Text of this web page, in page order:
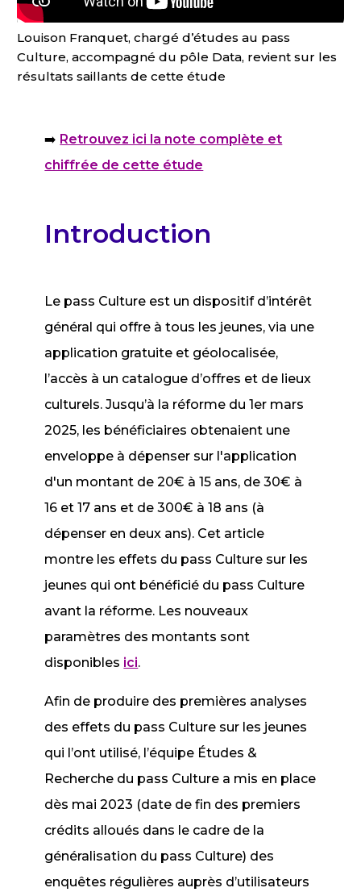
Louison Franquet, chargé d’études au pass
Culture, accompagné du pôle Data, revient sur les
résultats saillants de cette étude
➡️ Retrouvez ici la note complète et
chiffrée de cette étude
Introduction
Le pass Culture est un dispositif d’intérêt
général qui offre à tous les jeunes, via une
application gratuite et géolocalisée,
l’accès à un catalogue d’offres et de lieux
culturels. Jusqu’à la réforme du 1er mars
2025, les bénéficiaires obtenaient une
enveloppe à dépenser sur l'application
d'un montant de 20€ à 15 ans, de 30€ à
16 et 17 ans et de 300€ à 18 ans (à
dépenser en deux ans). Cet article
montre les effets du pass Culture sur les
jeunes qui ont bénéficié du pass Culture
avant la réforme. Les nouveaux
paramètres des montants sont
disponibles ici.
Afin de produire des premières analyses
des effets du pass Culture sur les jeunes
qui l’ont utilisé, l’équipe Études &
Recherche du pass Culture a mis en place
dès mai 2023 (date de fin des premiers
crédits alloués dans le cadre de la
généralisation du pass Culture) des
enquêtes régulières auprès d’utilisateurs